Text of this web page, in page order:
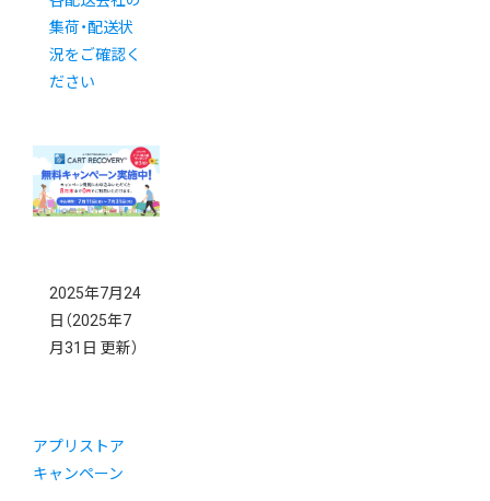
集荷・配送状
況をご確認く
ださい
2025年7月24
日 （2025年7
月31日 更新）
アプリストア
キャンペーン